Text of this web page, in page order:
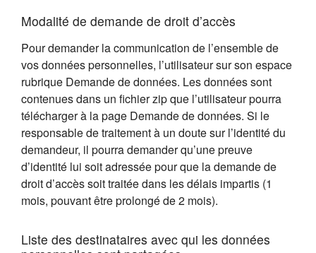
Modalité de demande de droit d’accès
Pour demander la communication de l’ensemble de
vos données personnelles, l’utilisateur sur son espace
rubrique Demande de données. Les données sont
contenues dans un fichier zip que l’utilisateur pourra
télécharger à la page Demande de données. Si le
responsable de traitement à un doute sur l’identité du
demandeur, il pourra demander qu’une preuve
d’identité lui soit adressée pour que la demande de
droit d’accès soit traitée dans les délais impartis (1
mois, pouvant être prolongé de 2 mois).
Liste des destinataires avec qui les données